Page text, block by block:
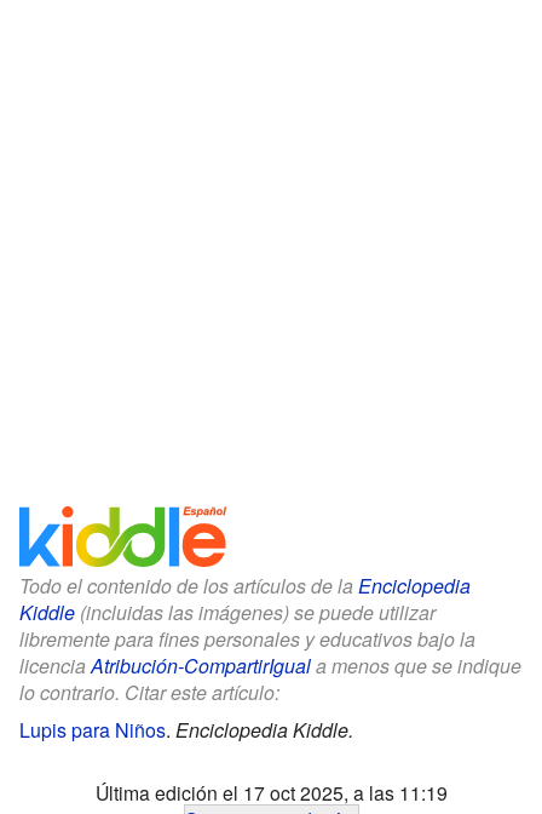
Todo el contenido de los artículos de la Enciclopedia
Kiddle (incluidas las imágenes) se puede utilizar
libremente para fines personales y educativos bajo la
licencia Atribución-CompartirIguala menos que se indique
lo contrario. Citar este artículo:
Lupis para Niños. Enciclopedia Kiddle.
Última edición el 17 oct 2025, a las 11:19